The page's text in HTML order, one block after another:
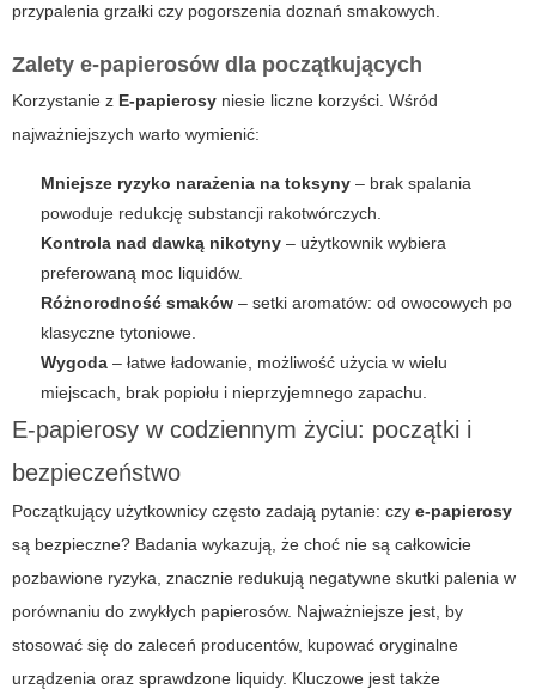
przypalenia grzałki czy pogorszenia doznań smakowych.
Zalety e-papierosów dla początkujących
Korzystanie z E-papierosy niesie liczne korzyści. Wśród
najważniejszych warto wymienić:
Mniejsze ryzyko narażenia na toksyny – brak spalania
powoduje redukcję substancji rakotwórczych.
Kontrola nad dawką nikotyny – użytkownik wybiera
preferowaną moc liquidów.
Różnorodność smaków – setki aromatów: od owocowych po
klasyczne tytoniowe.
Wygoda – łatwe ładowanie, możliwość użycia w wielu
miejscach, brak popiołu i nieprzyjemnego zapachu.
E-papierosy w codziennym życiu: początki i
bezpieczeństwo
Początkujący użytkownicy często zadają pytanie: czy e-papierosy
są bezpieczne? Badania wykazują, że choć nie są całkowicie
pozbawione ryzyka, znacznie redukują negatywne skutki palenia w
porównaniu do zwykłych papierosów. Najważniejsze jest, by
stosować się do zaleceń producentów, kupować oryginalne
urządzenia oraz sprawdzone liquidy. Kluczowe jest także